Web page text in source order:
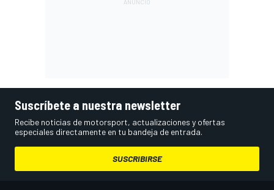
Suscríbete a nuestra newsletter
Recibe noticias de motorsport, actualizaciones y ofertas
especiales directamente en tu bandeja de entrada.
SUSCRIBIRSE